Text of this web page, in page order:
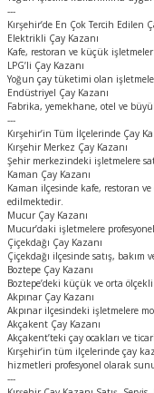
---
Kırşehir’de En Çok Tercih Edilen
Elektrikli Çay Kazanı
Kafe, restoran ve küçük
LPG’li Çay Kazanı
Yoğun çay tüketimi olan
Endüstriyel Çay Kazanı
Fabrika, yemekhane, otel ve
---
Kırşehir’in Tüm İlçelerinde Çay
Kırşehir Merkez Çay Kazanı
Şehir merkezindeki işletmelere
Kaman Çay Kazanı
Kaman ilçesinde kafe, restoran
edilmektedir.
Mucur Çay Kazanı
Mucur’daki işletmelere
Çiçekdağı Çay Kazanı
Çiçekdağı ilçesinde satış,
Boztepe Çay Kazanı
Boztepe’deki küçük ve orta
Akpınar Çay Kazanı
Akpınar ilçesindeki işletmelere
Akçakent Çay Kazanı
Akçakent’teki çay ocakları ve
Kırşehir’in tüm ilçelerinde çay
hizmetleri profesyonel olarak
---